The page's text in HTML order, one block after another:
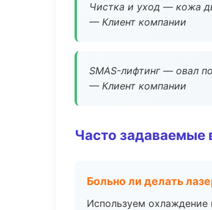
Чистка и уход — кожа
— Клиент компании
SMAS-лифтинг — овал
— Клиент компании
Часто задаваемые
Больно ли делать
Используем охлаждение